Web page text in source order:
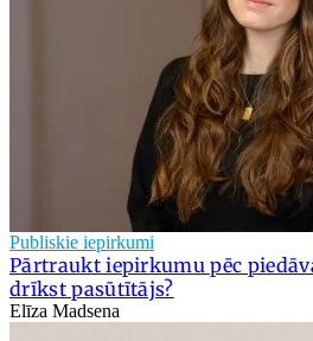
Publiskie iepirkumi
Pārtraukt iepirkumu pēc
drīkst pasūtītājs?
Elīza Madsena